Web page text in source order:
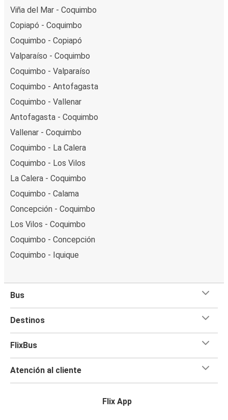
Viña del Mar - Coquimbo
Copiapó - Coquimbo
Coquimbo - Copiapó
Valparaíso - Coquimbo
Coquimbo - Valparaíso
Coquimbo - Antofagasta
Coquimbo - Vallenar
Antofagasta - Coquimbo
Vallenar - Coquimbo
Coquimbo - La Calera
Coquimbo - Los Vilos
La Calera - Coquimbo
Coquimbo - Calama
Concepción - Coquimbo
Los Vilos - Coquimbo
Coquimbo - Concepción
Coquimbo - Iquique
Bus
Destinos
FlixBus
Atención al cliente
Flix App